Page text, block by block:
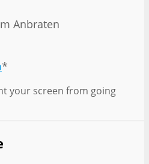
Anbraten
*
your screen from going